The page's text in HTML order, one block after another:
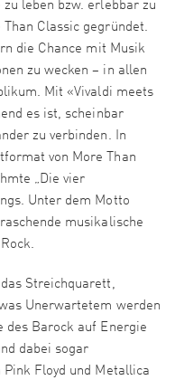
leben bzw. erlebbar zu
Classic gegründet.
die Chance mit Musik
zu wecken – in allen
Mit «Vivaldi meets
es ist, scheinbar
zu verbinden. In
von More Than
„Die vier
Unter dem Motto
musikalische
Streichquarett,
Unerwartetem werden
des Barock auf Energie
dabei sogar
Pink Floyd und Metallica